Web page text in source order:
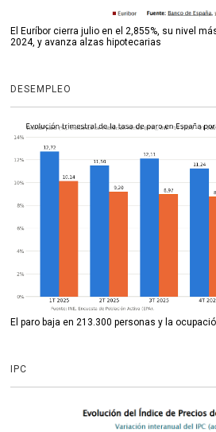
El Euríbor cierra julio en el 2,855%, su nivel
2024, y avanza alzas hipotecarias
DESEMPLEO
El paro baja en 213.300 personas y la
IPC